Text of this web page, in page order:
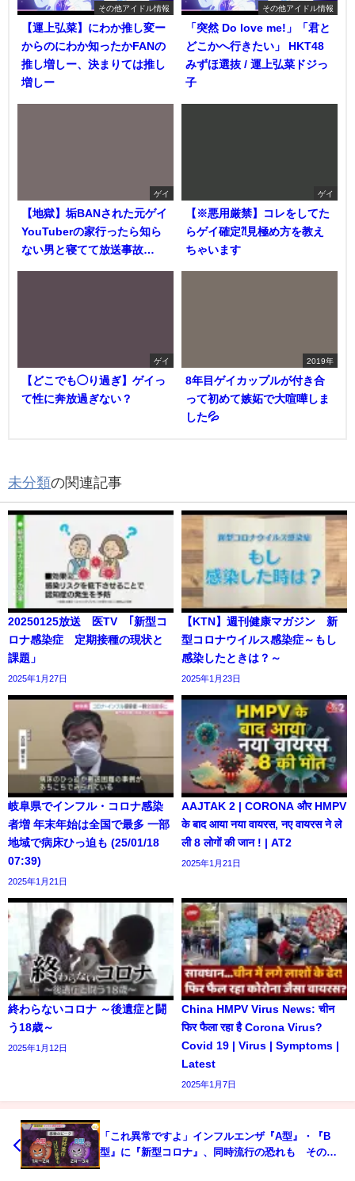
その他アイドル情報
【運上弘菜】にわか推し変ー
からのにわか知ったかFANの
推し増しー、決まりては推し
増しー
その他アイドル情報
「突然 Do love me!」「君と
どこかへ行きたい」 HKT48
みずほ選抜 / 運上弘菜ドジっ
子
ゲイ
【地獄】垢BANされた元ゲイ
YouTuberの家行ったら知ら
ない男と寝てて放送事故…
ゲイ
【※悪用厳禁】コレをしてた
らゲイ確定⁈見極め方を教え
ちゃいます
ゲイ
【どこでも◯り過ぎ】ゲイっ
て性に奔放過ぎない？
2019年
8年目ゲイカップルが付き合
って初めて嫉妬で大喧嘩しま
した💦
未分類の関連記事
20250125放送 医TV ｢新型コ
ロナ感染症 定期接種の現状と
課題」
2025年1月27日
【KTN】週刊健康マガジン 新
型コロナウイルス感染症～もし
感染したときは？～
2025年1月23日
岐阜県でインフル・コロナ感染
者増 年末年始は全国で最多 一部
地域で病床ひっ迫も (25/01/18
07:39)
2025年1月21日
AAJTAK 2 | CORONA और HMPV
के बाद आया नया वायरस, नए वायरस ने ले
ली 8 लोगों की जान ! | AT2
2025年1月21日
終わらないコロナ ～後遺症と闘
う18歳～
2025年1月12日
China HMPV Virus News: चीन
फिर फैला रहा है Corona Virus?
Covid 19 | Virus | Symptoms |
Latest
2025年1月7日
「これ異常ですよ」インフルエンザ『A型』・『B
型』に『新型コロナ』、同時流行の恐れも その特